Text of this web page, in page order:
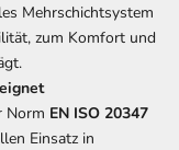
Mehrschichtsystem
zum Komfort und
Norm EN ISO 20347
Einsatz in